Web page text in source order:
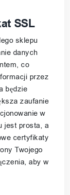
SSL
sklepu
danych
co
przez
będzie
zaufanie
w
jest prosta, a
certyfikaty
Twojego
aby w